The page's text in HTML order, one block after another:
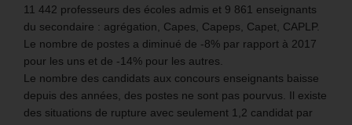
11 442 professeurs des écoles admis et 9 861 enseignants
du secondaire : agrégation, Capes, Capeps, Capet, CAPLP.
Le nombre de postes a diminué de -8% par rapport à 2017
pour les uns et de -14% pour les autres.
Le nombre des candidats aux concours enseignants baisse
depuis des années, des postes ne sont pas pourvus. Il existe
des situations de rupture avec seulement 1,2 candidat par